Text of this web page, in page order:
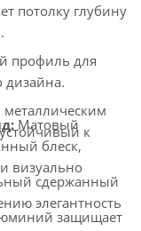
потолку глубину
профиль для
дизайна.
к
сдержанный
элегантность
Матовый
блеск,
визуально
защищает